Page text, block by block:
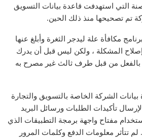
التي استهدفت قاعدة بيانات التسويق
تم تصحيحها منذ ذلك الحين.
مكافأة علة ليدجر الثغرة وأبلغ عنها
بإصلاح المشكلة ، ولكن ليس قبل أن يدرك
بالفعل من قبل طرف ثالث غير مصرح به
الشركة الخاصة بالتسويق والتجارة
لإرسال تأكيدات الطلبات ورسائل البريد
مفتاح واجهة برمجة التطبيقات الذي
تتأثر معلومات الدفع وكلمات المرور